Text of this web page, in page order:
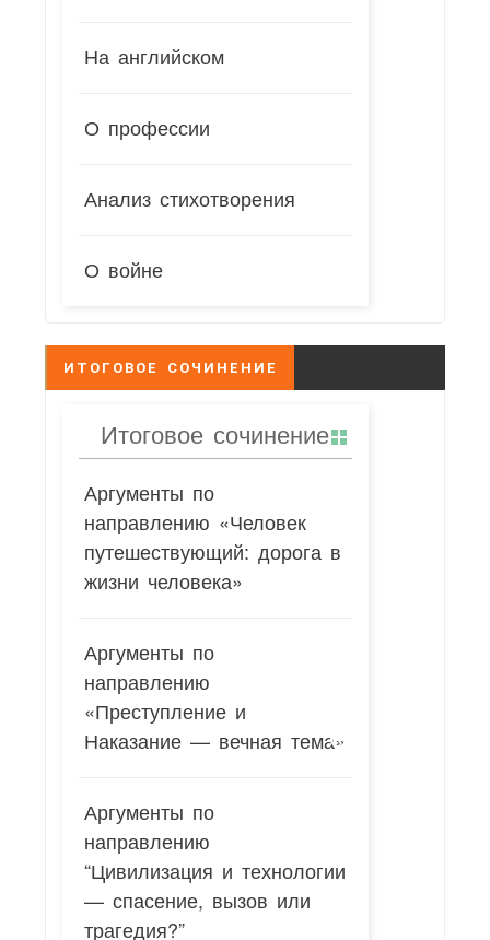
На английском
О профессии
Анализ стихотворения
О войне
ИТОГОВОЕ СОЧИНЕНИЕ
Итоговое сочинение
Аргументы по
направлению «Человек
путешествующий: дорога в
жизни человека»
Аргументы по
направлению
«Преступление и
Наказание — вечная тема»
Аргументы по
направлению
“Цивилизация и технологии
— спасение, вызов или
трагедия?”